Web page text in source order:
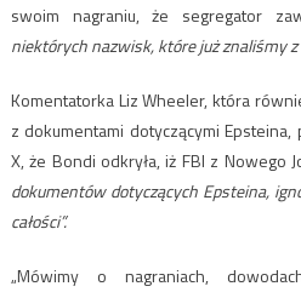
swoim nagraniu, że segregator
niektórych nazwisk, które już znaliśmy z
Komentatorka Liz Wheeler, która
z dokumentami dotyczącymi
X, że Bondi odkryła, iż ​​FBI z Nowego
dokumentów dotyczących Epsteina,
całości”.
„Mówimy o nagraniach,